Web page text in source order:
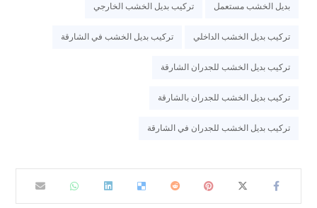
بديل الخشب مستعمل تركيب بديل الخشب الخارجي
تركيب بديل الخشب الداخلي تركيب بديل الخشب في الشارقة
تركيب بديل الخشب للجدران الشارقة
تركيب بديل الخشب للجدران بالشارقة
تركيب بديل الخشب للجدران في الشارقة